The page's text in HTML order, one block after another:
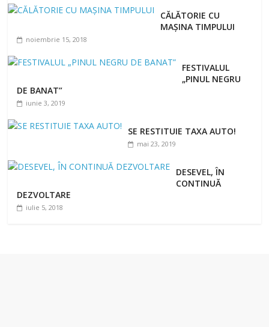
CĂLĂTORIE CU
MAȘINA TIMPULUI
noiembrie 15, 2018
FESTIVALUL
„PINUL NEGRU
DE BANAT”
iunie 3, 2019
SE RESTITUIE TAXA AUTO!
mai 23, 2019
DESEVEL, ÎN
CONTINUĂ
DEZVOLTARE
iulie 5, 2018